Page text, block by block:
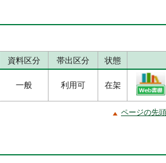
資料区分 帯出区分 状態
一般 利用可 在架
ページの先